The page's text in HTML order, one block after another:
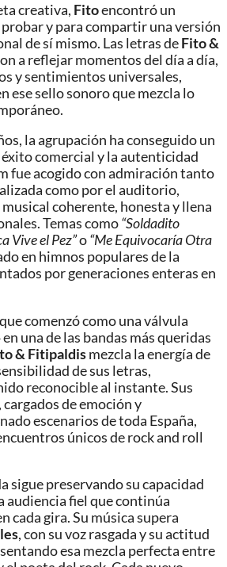
creativa, Fitoencontró un
y para compartir una versión
de sí mismo. Las letras deFito &
a reflejar momentos del día a día,
y sentimientos universales,
ese sello sonoro que mezcla lo
la agrupación ha conseguido un
comercial y la autenticidad
fue acogido con admiración tanto
como por el auditorio,
coherente, honesta y llena
Temas como“Soldadito
Vive el Pez”o“Me Equivocaría Otra
en himnos populares de la
por generaciones enteras en
comenzó como una válvula
una de las bandas más queridas
& Fitipaldismezcla la energía de
de sus letras,
reconocible al instante. Sus
de emoción y
escenarios de toda España,
únicos de rock and roll
sigue preservando su capacidad
audiencia fiel que continúa
cada gira. Su música supera
, con su voz rasgada y su actitud
esa mezcla perfecta entre